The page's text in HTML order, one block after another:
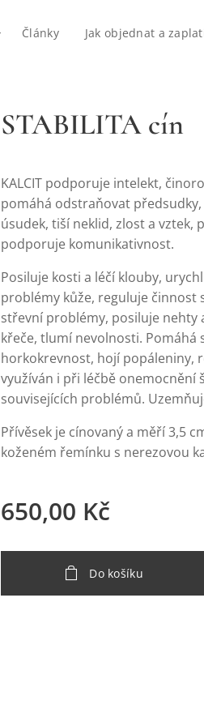
Články Jak objednat a
STABILITA cín
KALCIT podporuje intelekt,
pomáhá odstraňovat
úsudek, tiší neklid, zlost a vztek,
podporuje komunikativnost.
Posiluje kosti a léčí klouby,
problémy kůže, reguluje činnost
střevní problémy, posiluje nehty
křeče, tlumí nevolnosti. Pomáhá
horkokrevnost, hojí popáleniny,
využíván i při léčbě onemocnění
souvisejících problémů.
Přívěsek je cínovaný a měří 3,5
koženém řemínku s nerezovou
650,00 Kč
Do košíku